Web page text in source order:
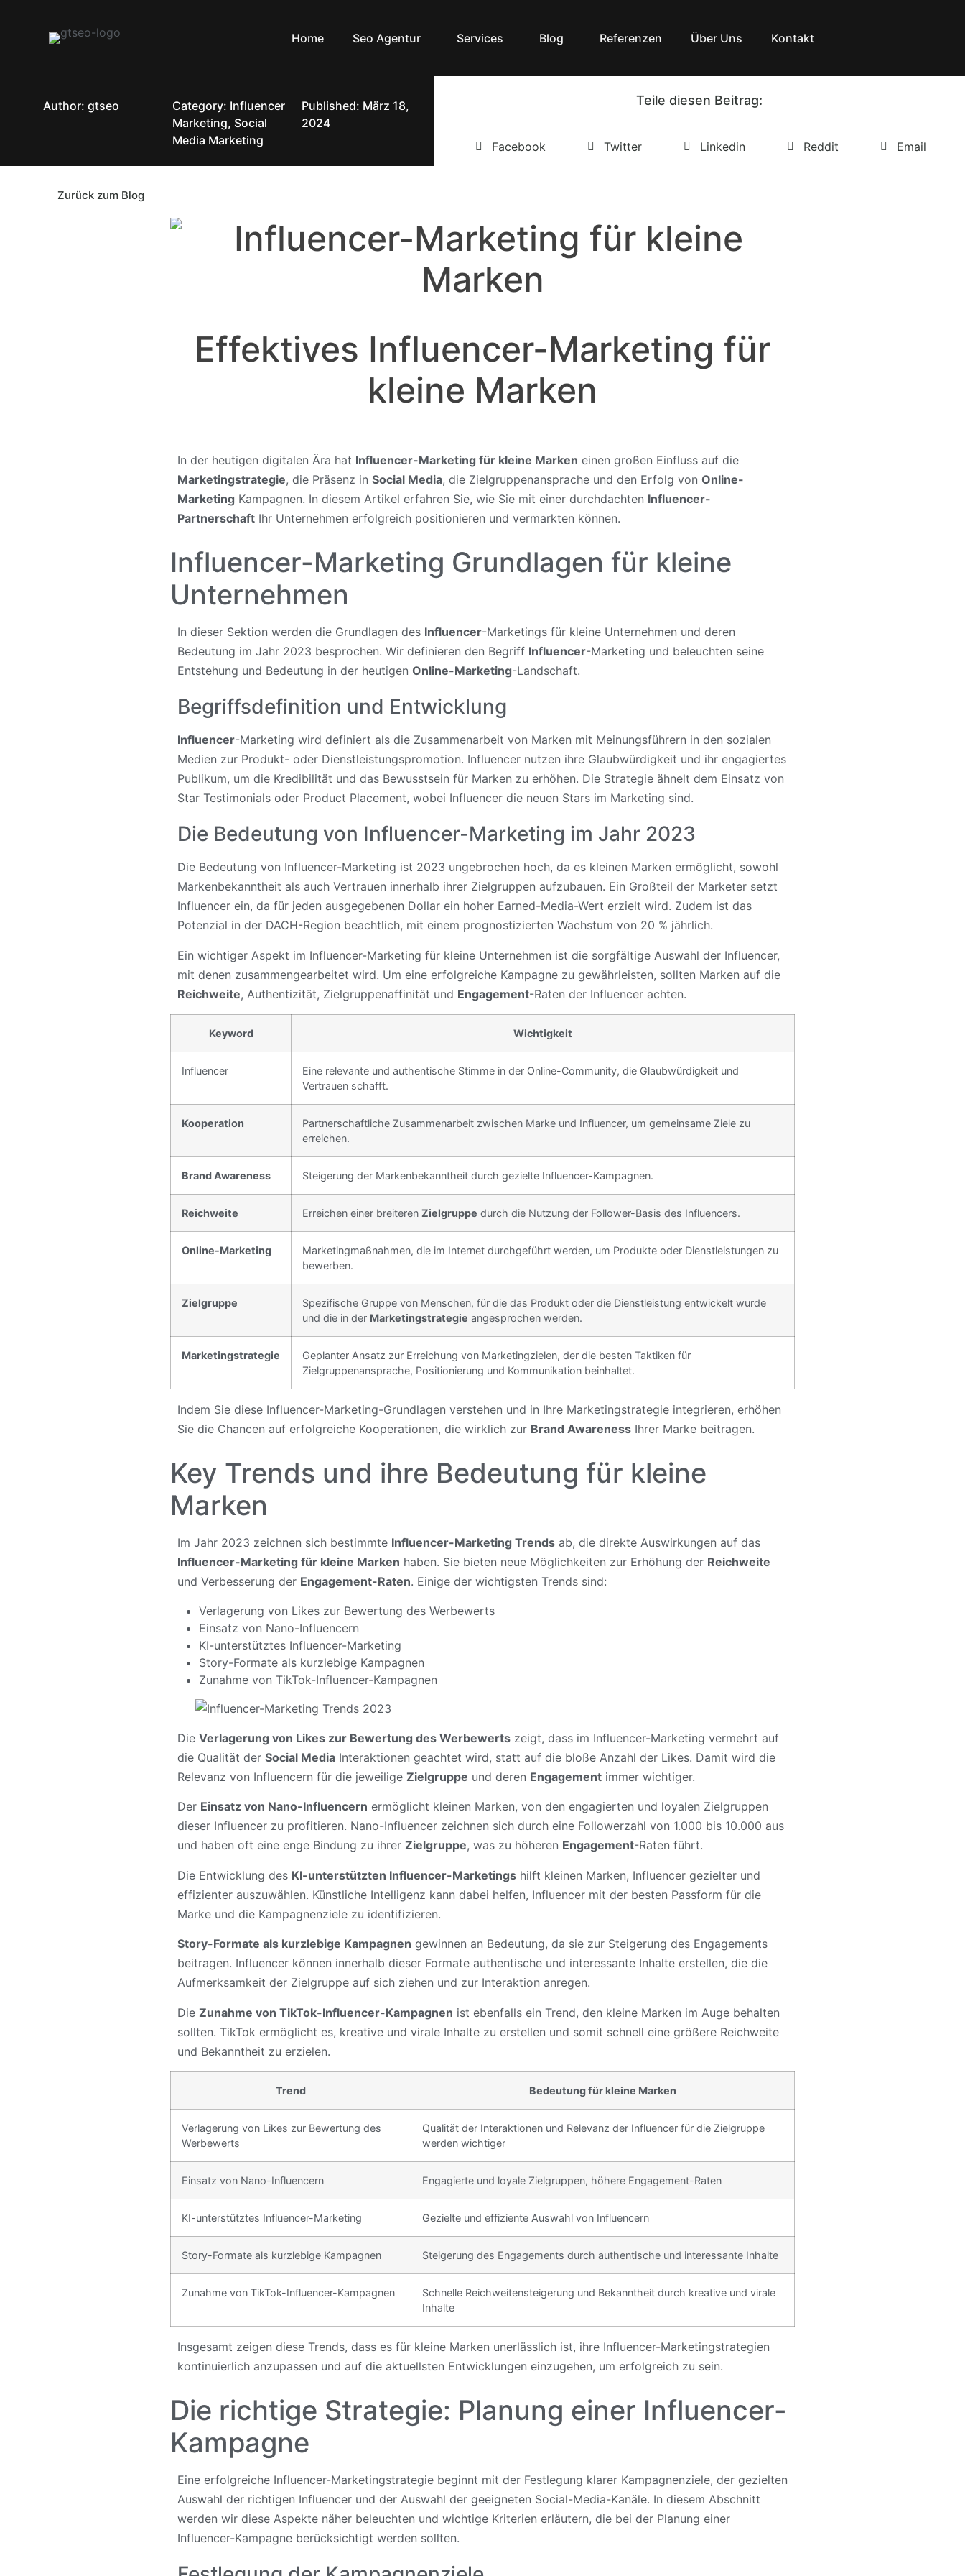
Home Seo Agentur Services Blog Referenzen Über Uns Kontakt
Author: gtseo Category: Influencer
Marketing, Social
Media Marketing
Published: März 18,
2024
Teile diesen Beitrag:
Facebook Twitter Linkedin Reddit Email
Zurück zum Blog
Effektives Influencer-Marketing für
kleine Marken
In der heutigen digitalen Ära hat Influencer-Marketing für kleine Marken einen großen Einfluss auf die
Marketingstrategie, die Präsenz in Social Media, die Zielgruppenansprache und den Erfolg von Online-
Marketing Kampagnen. In diesem Artikel erfahren Sie, wie Sie mit einer durchdachten Influencer-
Partnerschaft Ihr Unternehmen erfolgreich positionieren und vermarkten können.
Influencer-Marketing Grundlagen für kleine
Unternehmen
In dieser Sektion werden die Grundlagen des Influencer-Marketings für kleine Unternehmen und deren
Bedeutung im Jahr 2023 besprochen. Wir definieren den Begriff Influencer-Marketing und beleuchten seine
Entstehung und Bedeutung in der heutigen Online-Marketing-Landschaft.
Begriffsdefinition und Entwicklung
Influencer-Marketing wird definiert als die Zusammenarbeit von Marken mit Meinungsführern in den sozialen
Medien zur Produkt- oder Dienstleistungspromotion. Influencer nutzen ihre Glaubwürdigkeit und ihr engagiertes
Publikum, um die Kredibilität und das Bewusstsein für Marken zu erhöhen. Die Strategie ähnelt dem Einsatz von
Star Testimonials oder Product Placement, wobei Influencer die neuen Stars im Marketing sind.
Die Bedeutung von Influencer-Marketing im Jahr 2023
Die Bedeutung von Influencer-Marketing ist 2023 ungebrochen hoch, da es kleinen Marken ermöglicht, sowohl
Markenbekanntheit als auch Vertrauen innerhalb ihrer Zielgruppen aufzubauen. Ein Großteil der Marketer setzt
Influencer ein, da für jeden ausgegebenen Dollar ein hoher Earned-Media-Wert erzielt wird. Zudem ist das
Potenzial in der DACH-Region beachtlich, mit einem prognostizierten Wachstum von 20 % jährlich.
Ein wichtiger Aspekt im Influencer-Marketing für kleine Unternehmen ist die sorgfältige Auswahl der Influencer,
mit denen zusammengearbeitet wird. Um eine erfolgreiche Kampagne zu gewährleisten, sollten Marken auf die
Reichweite, Authentizität, Zielgruppenaffinität und Engagement-Raten der Influencer achten.
Keyword Wichtigkeit
Influencer
Eine relevante und authentische Stimme in der Online-Community, die Glaubwürdigkeit und
Vertrauen schafft.
Kooperation
Partnerschaftliche Zusammenarbeit zwischen Marke und Influencer, um gemeinsame Ziele zu
erreichen.
Brand Awareness Steigerung der Markenbekanntheit durch gezielte Influencer-Kampagnen.
Reichweite Erreichen einer breiteren Zielgruppe durch die Nutzung der Follower-Basis des Influencers.
Online-Marketing
Marketingmaßnahmen, die im Internet durchgeführt werden, um Produkte oder Dienstleistungen zu
bewerben.
Zielgruppe
Spezifische Gruppe von Menschen, für die das Produkt oder die Dienstleistung entwickelt wurde
und die in der Marketingstrategie angesprochen werden.
Marketingstrategie
Geplanter Ansatz zur Erreichung von Marketingzielen, der die besten Taktiken für
Zielgruppenansprache, Positionierung und Kommunikation beinhaltet.
Indem Sie diese Influencer-Marketing-Grundlagen verstehen und in Ihre Marketingstrategie integrieren, erhöhen
Sie die Chancen auf erfolgreiche Kooperationen, die wirklich zur Brand Awareness Ihrer Marke beitragen.
Key Trends und ihre Bedeutung für kleine
Marken
Im Jahr 2023 zeichnen sich bestimmte Influencer-Marketing Trends ab, die direkte Auswirkungen auf das
Influencer-Marketing für kleine Marken haben. Sie bieten neue Möglichkeiten zur Erhöhung der Reichweite
und Verbesserung der Engagement-Raten. Einige der wichtigsten Trends sind:
Verlagerung von Likes zur Bewertung des Werbewerts
Einsatz von Nano-Influencern
KI-unterstütztes Influencer-Marketing
Story-Formate als kurzlebige Kampagnen
Zunahme von TikTok-Influencer-Kampagnen
Die Verlagerung von Likes zur Bewertung des Werbewerts zeigt, dass im Influencer-Marketing vermehrt auf
die Qualität der Social Media Interaktionen geachtet wird, statt auf die bloße Anzahl der Likes. Damit wird die
Relevanz von Influencern für die jeweilige Zielgruppe und deren Engagement immer wichtiger.
Der Einsatz von Nano-Influencern ermöglicht kleinen Marken, von den engagierten und loyalen Zielgruppen
dieser Influencer zu profitieren. Nano-Influencer zeichnen sich durch eine Followerzahl von 1.000 bis 10.000 aus
und haben oft eine enge Bindung zu ihrer Zielgruppe, was zu höheren Engagement-Raten führt.
Die Entwicklung des KI-unterstützten Influencer-Marketings hilft kleinen Marken, Influencer gezielter und
effizienter auszuwählen. Künstliche Intelligenz kann dabei helfen, Influencer mit der besten Passform für die
Marke und die Kampagnenziele zu identifizieren.
Story-Formate als kurzlebige Kampagnen gewinnen an Bedeutung, da sie zur Steigerung des Engagements
beitragen. Influencer können innerhalb dieser Formate authentische und interessante Inhalte erstellen, die die
Aufmerksamkeit der Zielgruppe auf sich ziehen und zur Interaktion anregen.
Die Zunahme von TikTok-Influencer-Kampagnen ist ebenfalls ein Trend, den kleine Marken im Auge behalten
sollten. TikTok ermöglicht es, kreative und virale Inhalte zu erstellen und somit schnell eine größere Reichweite
und Bekanntheit zu erzielen.
Trend Bedeutung für kleine Marken
Verlagerung von Likes zur Bewertung des
Werbewerts
Qualität der Interaktionen und Relevanz der Influencer für die Zielgruppe
werden wichtiger
Einsatz von Nano-Influencern Engagierte und loyale Zielgruppen, höhere Engagement-Raten
KI-unterstütztes Influencer-Marketing Gezielte und effiziente Auswahl von Influencern
Story-Formate als kurzlebige Kampagnen Steigerung des Engagements durch authentische und interessante Inhalte
Zunahme von TikTok-Influencer-Kampagnen
Schnelle Reichweitensteigerung und Bekanntheit durch kreative und virale
Inhalte
Insgesamt zeigen diese Trends, dass es für kleine Marken unerlässlich ist, ihre Influencer-Marketingstrategien
kontinuierlich anzupassen und auf die aktuellsten Entwicklungen einzugehen, um erfolgreich zu sein.
Die richtige Strategie: Planung einer Influencer-
Kampagne
Eine erfolgreiche Influencer-Marketingstrategie beginnt mit der Festlegung klarer Kampagnenziele, der gezielten
Auswahl der richtigen Influencer und der Auswahl der geeigneten Social-Media-Kanäle. In diesem Abschnitt
werden wir diese Aspekte näher beleuchten und wichtige Kriterien erläutern, die bei der Planung einer
Influencer-Kampagne berücksichtigt werden sollten.